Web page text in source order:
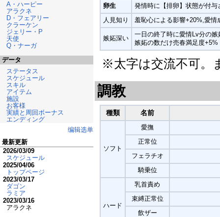
卵生
発情時に【排卵】状態が付与
人見知り
羞恥心による影響+20%,愛情
嫉妬深い
一日の終了時に愛情Lv分の
嫉妬の数だけ売春満足度+5%
※太字は交流不可。
調教
種類 名前
ソフト
愛撫
正常位
フェラチオ
騎乗位
ハード
乳首責め
束縛正常位
飲ザー
A・ハーピー
アラクネ
D・フェアリー
クラーケン
ジェリー・P
天使
Q・ナーガ
データ
ステータス
スケジュール
スキル
アイテム
施設
お客様
実績と周回ボーナス
エンディング
编辑选单
最新更新
2026/03/09
スケジュール
2025/04/06
トップページ
2023/03/17
ダゴン
ラミア
2023/03/16
アラクネ